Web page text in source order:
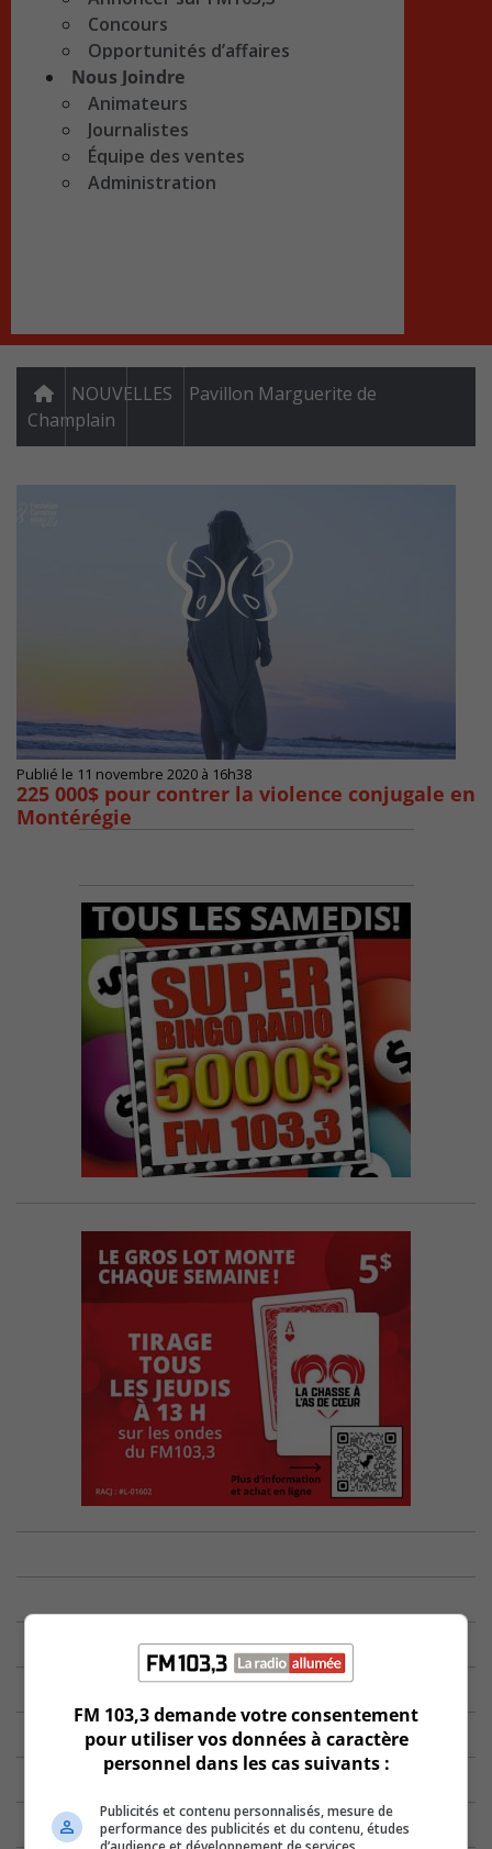
Concours
Opportunités d’affaires
Nous Joindre
Animateurs
Journalistes
Équipe des ventes
Administration
NOUVELLES
Pavillon Marguerite de
Champlain
Publié le 11 novembre 2020 à 16h38
225 000$ pour contrer la violence conjugale en
Montérégie
FM 103,3 demande votre consentement
pour utiliser vos données à caractère
personnel dans les cas suivants :
Publicités et contenu personnalisés, mesure de
performance des publicités et du contenu, études